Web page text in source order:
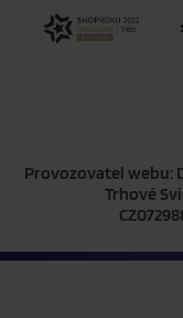
Provozovatel webu:
Trhové